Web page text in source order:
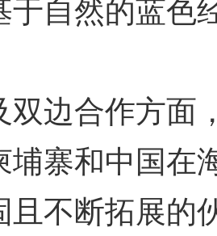
合作方面
埔寨和中国在
且不断拓展的